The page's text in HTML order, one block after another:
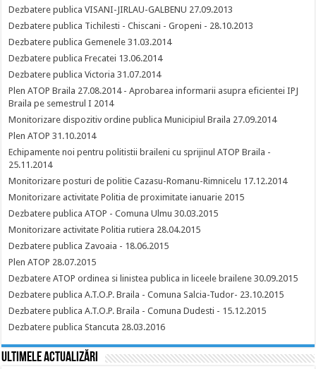
Dezbatere publica VISANI-JIRLAU-GALBENU 27.09.2013
Dezbatere publica Tichilesti - Chiscani - Gropeni - 28.10.2013
Dezbatere publica Gemenele 31.03.2014
Dezbatere publica Frecatei 13.06.2014
Dezbatere publica Victoria 31.07.2014
Plen ATOP Braila 27.08.2014 - Aprobarea informarii asupra eficientei IPJ
Braila pe semestrul I 2014
Monitorizare dispozitiv ordine publica Municipiul Braila 27.09.2014
Plen ATOP 31.10.2014
Echipamente noi pentru politistii braileni cu sprijinul ATOP Braila -
25.11.2014
Monitorizare posturi de politie Cazasu-Romanu-Rimnicelu 17.12.2014
Monitorizare activitate Politia de proximitate ianuarie 2015
Dezbatere publica ATOP - Comuna Ulmu 30.03.2015
Monitorizare activitate Politia rutiera 28.04.2015
Dezbatere publica Zavoaia - 18.06.2015
Plen ATOP 28.07.2015
Dezbatere ATOP ordinea si linistea publica in liceele brailene 30.09.2015
Dezbatere publica A.T.O.P. Braila - Comuna Salcia-Tudor- 23.10.2015
Dezbatere publica A.T.O.P. Braila - Comuna Dudesti - 15.12.2015
Dezbatere publica Stancuta 28.03.2016
Ultimele actualizări